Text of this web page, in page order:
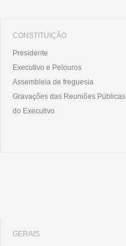
CONSTITUIÇÃO
Presidente
Executivo e Pelouros
Assembleia de freguesia
Gravações das Reuniões Públicas
do Executivo
GERAIS